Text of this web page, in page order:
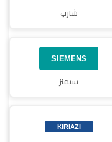
شارب
سيمنز